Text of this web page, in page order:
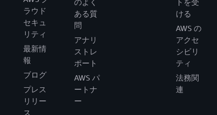
ラウド
セキュ
リティ
最新情
報
ブログ
プレス
リリー
ス
のよく
ある質
問
アナリ
ストレ
ポート
AWS パ
ートナ
ー
トを受
ける
AWS の
アクセ
シビリ
ティ
法務関
連